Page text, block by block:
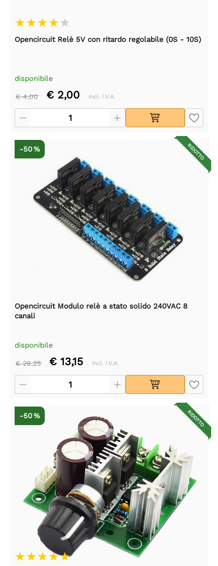
Opencircuit Relè 5V con ritardo regolabile (0S - 10S)
disponibile
€ 4,00 € 2,00 incl. I.V.A.
RIDOTTO
-50 %
Opencircuit Modulo relè a stato solido 240VAC 8
canali
disponibile
€ 26,25 € 13,15 incl. I.V.A.
RIDOTTO
-50 %